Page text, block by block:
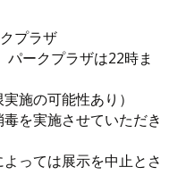
プラザ
ークプラザは22時ま
施の可能性あり）
を実施させていただき
っては展示を中止とさ